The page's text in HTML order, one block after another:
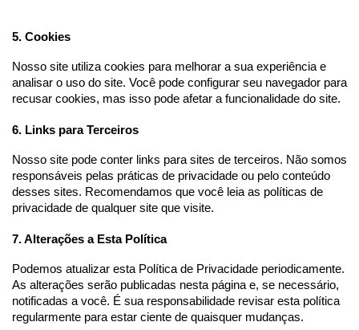
5. Cookies
Nosso site utiliza cookies para melhorar a sua experiência e
analisar o uso do site. Você pode configurar seu navegador para
recusar cookies, mas isso pode afetar a funcionalidade do site.
6. Links para Terceiros
Nosso site pode conter links para sites de terceiros. Não somos
responsáveis pelas práticas de privacidade ou pelo conteúdo
desses sites. Recomendamos que você leia as políticas de
privacidade de qualquer site que visite.
7. Alterações a Esta Política
Podemos atualizar esta Política de Privacidade periodicamente.
As alterações serão publicadas nesta página e, se necessário,
notificadas a você. É sua responsabilidade revisar esta política
regularmente para estar ciente de quaisquer mudanças.